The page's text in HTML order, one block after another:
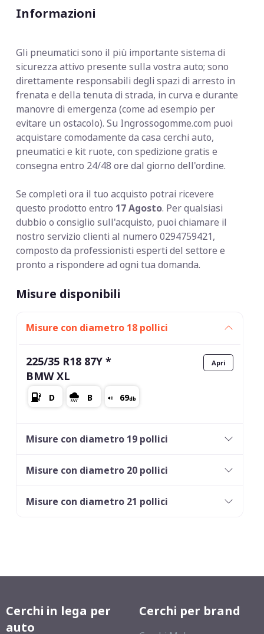
Informazioni
Gli pneumatici sono il più importante sistema di
sicurezza attivo presente sulla vostra auto; sono
direttamente responsabili degli spazi di arresto in
frenata e della tenuta di strada, in curva e durante
manovre di emergenza (come ad esempio per
evitare un ostacolo). Su Ingrossogomme.com puoi
acquistare comodamente da casa cerchi auto,
pneumatici e kit ruote, con spedizione gratis e
consegna entro 24/48 ore dal giorno dell'ordine.
Se completi ora il tuo acquisto potrai ricevere
questo prodotto entro 17 Agosto. Per qualsiasi
dubbio o consiglio sull'acquisto, puoi chiamare il
nostro servizio clienti al numero 0294759421,
composto da professionisti esperti del settore e
pronto a rispondere ad ogni tua domanda.
Misure disponibili
Misure con diametro 18 pollici
225/35 R18 87Y *
BMW XL
Misure con diametro 19 pollici
Misure con diametro 20 pollici
Misure con diametro 21 pollici
Cerchi in lega per
auto
Cerchi per brand